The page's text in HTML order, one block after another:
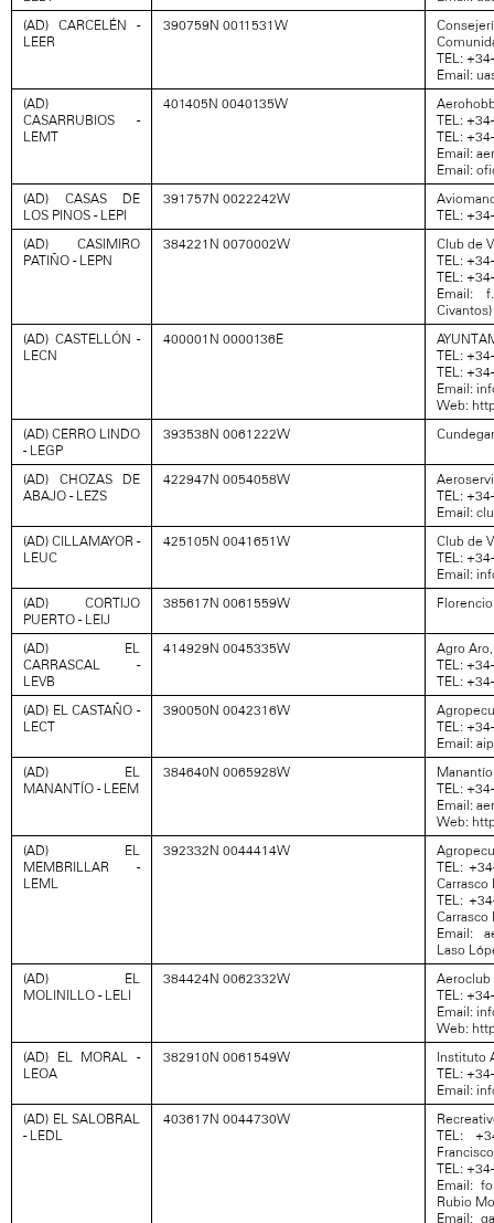
(AD) CARCELÉN -
LEER
390759N 0011531W
TEL:
Email:
(AD)
CASARRUBIOS -
LEMT
401405N 0040135W
TEL:
TEL:
Email:
Email:
(AD) CASAS DE
LOS PINOS - LEPI
391757N 0022242W
TEL:
(AD) CASIMIRO
PATIÑO - LEPN
384221N 0070002W
Club de
TEL:
TEL:
Email:
Civantos)
(AD) CASTELLÓN -
LECN
400001N 0000136E
TEL:
TEL:
Email:
Web:
(AD) CERRO LINDO
- LEGP
393538N 0061222W
(AD) CHOZAS DE
ABAJO - LEZS
422947N 0054058W
TEL:
Email:
(AD) CILLAMAYOR -
LEUC
425105N 0041651W
Club de
TEL:
Email:
(AD) CORTIJO
PUERTO - LEIJ
385617N 0061559W
(AD) EL
CARRASCAL -
LEVB
414929N 0045335W
Agro
TEL:
TEL:
(AD) EL CASTAÑO -
LECT
390050N 0042316W
TEL:
Email:
(AD) EL
MANANTÍO - LEEM
384640N 0065928W
TEL:
Email:
Web:
(AD) EL
MEMBRILLAR -
LEML
392332N 0044414W
TEL:
Carrasco
TEL:
Carrasco
Email:
Laso
(AD) EL
MOLINILLO - LELI
384424N 0062332W
Aeroclub
TEL:
Email:
Web:
(AD) EL MORAL -
LEOA
382910N 0061549W
Instituto
TEL:
Email:
(AD) EL SALOBRAL
- LEDL
403617N 0044730W
TEL:
TEL:
Email:
Rubio
Email: